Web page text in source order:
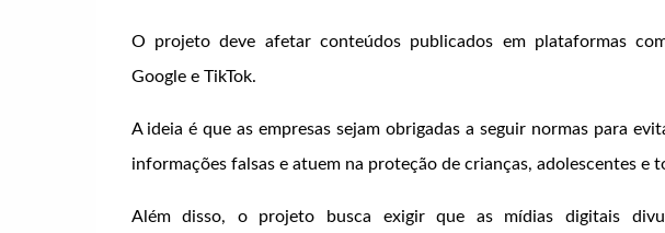
O projeto deve afetar conteúdos publicados em plataformas
Google e TikTok.
A ideia é que as empresas sejam obrigadas a seguir normas para
informações falsas e atuem na proteção de crianças, adolescentes e
Além disso, o projeto busca exigir que as mídias digitais